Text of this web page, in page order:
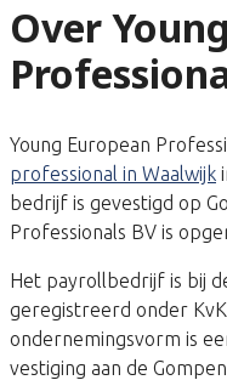
Over
Young European
professional in Waalwijk
bedrijf is gevestigd op
Professionals BV is
Het payrollbedrijf is bij
geregistreerd onder
ondernemingsvorm is
vestiging aan de